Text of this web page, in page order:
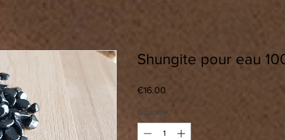
Shungite pour eau
€16.00
Quantity *